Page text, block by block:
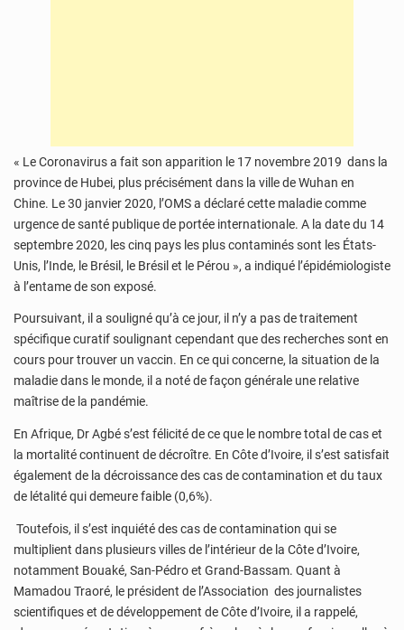
« Le Coronavirus a fait son apparition le 17 novembre 2019 dans la
province de Hubei, plus précisément dans la ville de Wuhan en
Chine. Le 30 janvier 2020, l’OMS a déclaré cette maladie comme
urgence de santé publique de portée internationale. A la date du 14
septembre 2020, les cinq pays les plus contaminés sont les États-
Unis, l’Inde, le Brésil, le Brésil et le Pérou », a indiqué l’épidémiologiste
à l’entame de son exposé.
Poursuivant, il a souligné qu’à ce jour, il n’y a pas de traitement
spécifique curatif soulignant cependant que des recherches sont en
cours pour trouver un vaccin. En ce qui concerne, la situation de la
maladie dans le monde, il a noté de façon générale une relative
maîtrise de la pandémie.
En Afrique, Dr Agbé s’est félicité de ce que le nombre total de cas et
la mortalité continuent de décroître. En Côte d’Ivoire, il s’est satisfait
également de la décroissance des cas de contamination et du taux
de létalité qui demeure faible (0,6%).
Toutefois, il s’est inquiété des cas de contamination qui se
multiplient dans plusieurs villes de l’intérieur de la Côte d’Ivoire,
notamment Bouaké, San-Pédro et Grand-Bassam. Quant à
Mamadou Traoré, le président de l’Association des journalistes
scientifiques et de développement de Côte d’Ivoire, il a rappelé,